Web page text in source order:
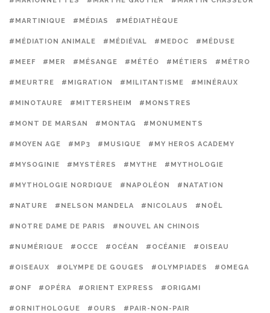
#MARTINIQUE #MÉDIAS #MÉDIATHÈQUE
#MÉDIATION ANIMALE #MÉDIÉVAL #MEDOC #MÉDUSE
#MEEF #MER #MÉSANGE #MÉTÉO #MÉTIERS #MÉTRO
#MEURTRE #MIGRATION #MILITANTISME #MINÉRAUX
#MINOTAURE #MITTERSHEIM #MONSTRES
#MONT DE MARSAN #MONTAG #MONUMENTS
#MOYEN AGE #MP3 #MUSIQUE #MY HEROS ACADEMY
#MYSOGINIE #MYSTÈRES #MYTHE #MYTHOLOGIE
#MYTHOLOGIE NORDIQUE #NAPOLÉON #NATATION
#NATURE #NELSON MANDELA #NICOLAUS #NOËL
#NOTRE DAME DE PARIS #NOUVEL AN CHINOIS
#NUMÉRIQUE #OCCE #OCÉAN #OCÉANIE #OISEAU
#OISEAUX #OLYMPE DE GOUGES #OLYMPIADES #OMEGA
#ONF #OPÉRA #ORIENT EXPRESS #ORIGAMI
#ORNITHOLOGUE #OURS #PAIR-NON-PAIR